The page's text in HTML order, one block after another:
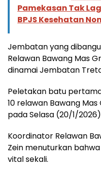
Pamekasan Tak
BPJS Kesehatan
Jembatan yang
Relawan Bawang Mas
dinamai Jembatan
Peletakan batu
10 relawan Bawang
pada Selasa (20/1/
Koordinator Relawan
Zein menuturkan
vital sekali.